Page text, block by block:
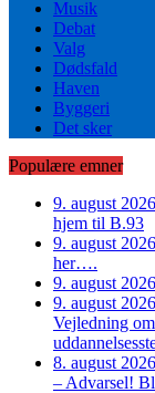
Musik
Debat
Valg
Dødsfald
Haven
Byggeri
Det sker
Populære emner
9. august 2026
hjem til B.93
9. august 2026
her….
9. august 2026
9. august 2026
Vejledning
8. august 2026
– Advarsel!